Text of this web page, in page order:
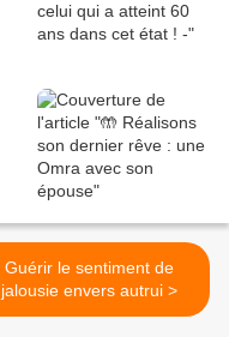
Guérir le sentiment de
jalousie envers autrui >